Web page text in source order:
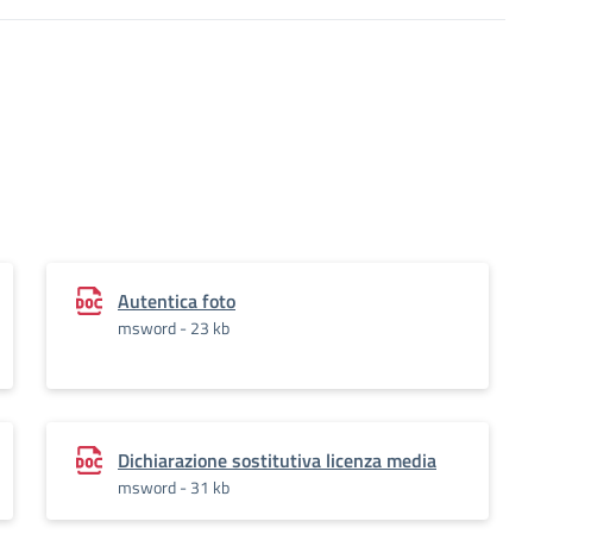
Autentica foto
msword - 23 kb
Dichiarazione sostitutiva licenza media
msword - 31 kb